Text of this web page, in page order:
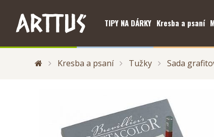
TIPY NA DÁRKY Kresba a psaní
Kresba a psaní Tužky Sada